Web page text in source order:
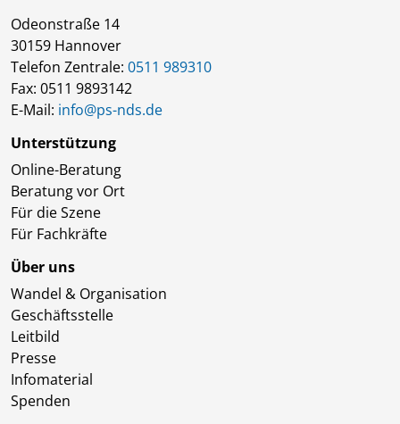
Odeonstraße 14
30159 Hannover
Telefon Zentrale: 0511 989310
Fax: 0511 9893142
E-Mail: info@ps-nds.de
Unterstützung
Online-Beratung
Beratung vor Ort
Für die Szene
Für Fachkräfte
Über uns
Wandel & Organisation
Geschäftsstelle
Leitbild
Presse
Infomaterial
Spenden